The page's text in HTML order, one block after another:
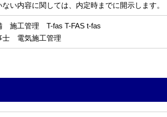
い内容に関しては、内定時までに開示します。
工管理 T-fas T-FAS t-fas
士 電気施工管理